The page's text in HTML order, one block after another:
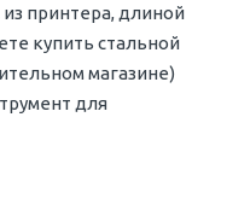
принтера, длиной
купить стальной
магазине)
для